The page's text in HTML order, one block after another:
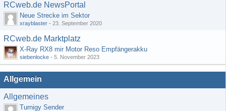
RCweb.de NewsPortal
Neue Strecke im Sektor
xrayblaster - 23. September 2020
RCweb.de Marktplatz
X-Ray RX8 mir Motor Reso Empfängerakku
siebenlocke - 5. November 2023
Allgemein
Allgemeines
Turnigy Sender